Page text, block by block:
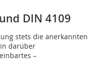
DIN 4109
stets die anerkannten
darüber
–